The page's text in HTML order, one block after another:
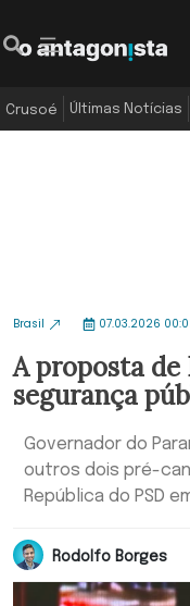
Crusoé Últimas Notícias
Brasil 07.03.2026
A proposta de
segurança
Governador do
outros dois pré-
República do PSD
Rodolfo Borges